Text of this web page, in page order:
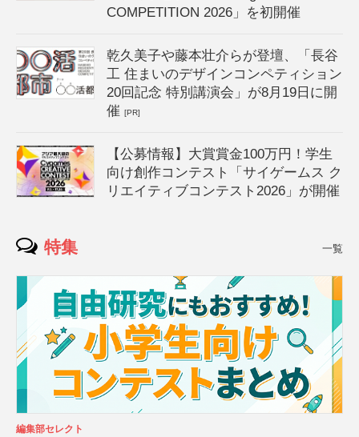
COMPETITION 2026」を初開催
乾久美子や藤本壮介らが登壇、「長谷
工 住まいのデザインコンペティション
20回記念 特別講演会」が8月19日に開
催[PR]
【公募情報】大賞賞金100万円！学生
向け創作コンテスト「サイゲームス ク
リエイティブコンテスト2026」が開催
特集 一覧
編集部セレクト